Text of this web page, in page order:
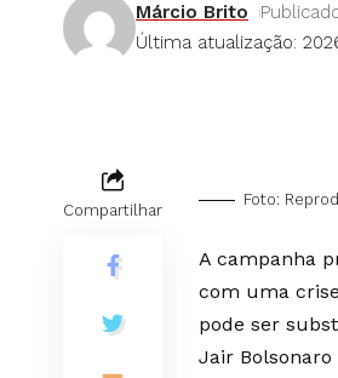
Última atualização:
Márcio Brito
Compartilhar
Foto:
A campanha
com uma
pode ser
Jair Bolsonaro